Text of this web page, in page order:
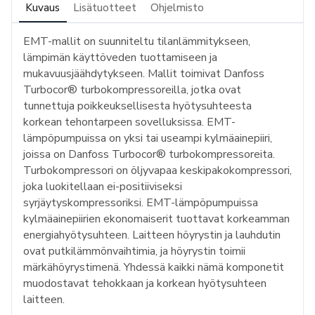
Kuvaus Lisätuotteet Ohjelmisto
EMT-mallit on suunniteltu tilanlämmitykseen,
lämpimän käyttöveden tuottamiseen ja
mukavuusjäähdytykseen. Mallit toimivat Danfoss
Turbocor® turbokompressoreilla, jotka ovat
tunnettuja poikkeuksellisesta hyötysuhteesta
korkean tehontarpeen sovelluksissa. EMT-
lämpöpumpuissa on yksi tai useampi kylmäainepiiri,
joissa on Danfoss Turbocor® turbokompressoreita.
Turbokompressori on öljyvapaa keskipakokompressori,
joka luokitellaan ei-positiiviseksi
syrjäytyskompressoriksi. EMT-lämpöpumpuissa
kylmäainepiirien ekonomaiserit tuottavat korkeamman
energiahyötysuhteen. Laitteen höyrystin ja lauhdutin
ovat putkilämmönvaihtimia, ja höyrystin toimii
märkähöyrystimenä. Yhdessä kaikki nämä komponetit
muodostavat tehokkaan ja korkean hyötysuhteen
laitteen.